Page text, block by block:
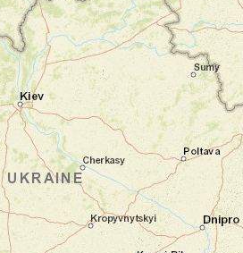
et héritage ionien
- Şirince
vers les cités antiques de
À Milet, vous explorez un
et percevez encore
la cité antique. Puis,
le temple d’Apollon à
et inachevé, fascinant par
L’après-midi, flânerie dans